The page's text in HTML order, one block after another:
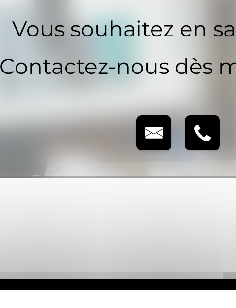
Vous souhaitez en
Contactez-nous dès